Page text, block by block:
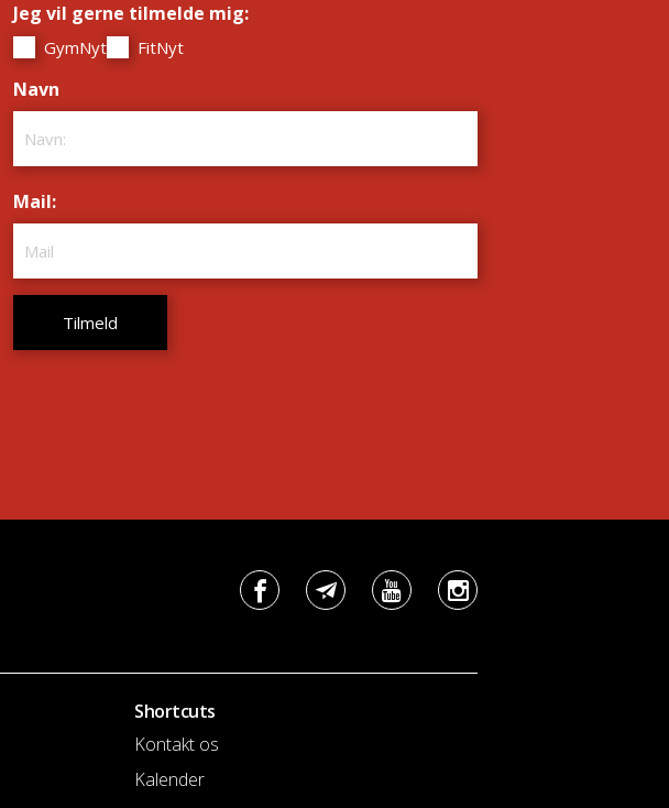
Jeg vil gerne tilmelde mig:
GymNyt FitNyt
Navn
Mail:
Shortcuts
Kontakt os
Kalender